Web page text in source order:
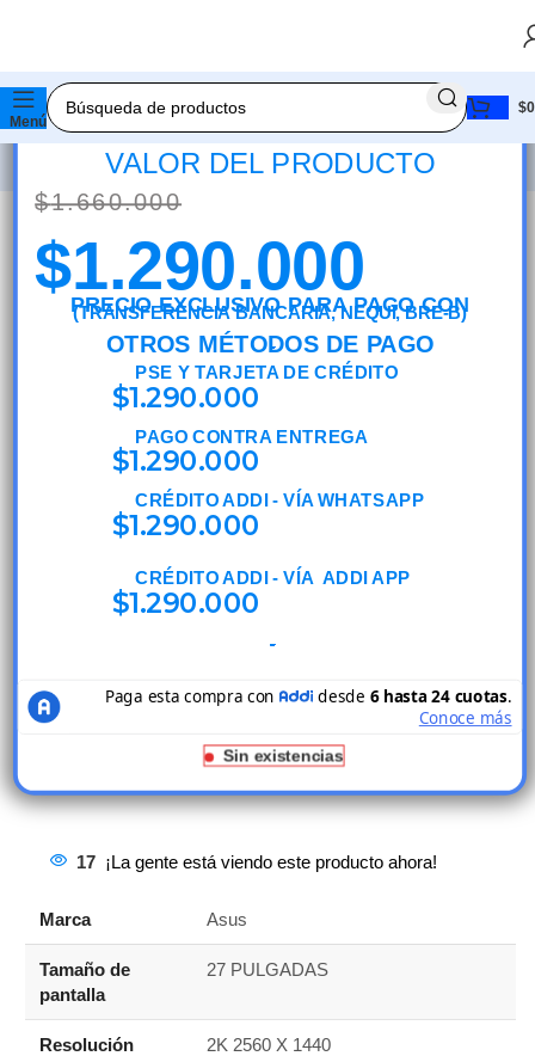
Menú
$0
🚚 ENVÍO RÁPIDO📦 ★ 🔥 ¡PROMOCIÓN
XG27WCS 27 PULGADAS CURVO – 2K
2560 X 1440 – 180HZ
VALOR DEL PRODUCTO
$1.660.000
$1.290.000
PRECIO EXCLUSIVO PARA PAGO CON
(TRANSFERENCIA BANCARIA, NEQUI, BRE-B)
OTROS MÉTODOS DE PAGO
$1.290.000
PSE Y TARJETA DE CRÉDITO
$1.290.000
PAGO CONTRA ENTREGA
$1.290.000
CRÉDITO ADDI - VÍA WHATSAPP
$1.290.000
CRÉDITO ADDI - VÍA ADDI APP
Sin existencias
17 ¡La gente está viendo este producto ahora!
Marca Asus
Tamaño de
pantalla
27 PULGADAS
Resolución 2K 2560 X 1440